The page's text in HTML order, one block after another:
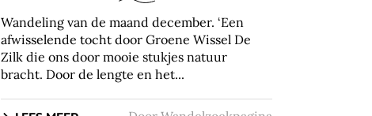
Wandeling van de maand december. ‘Een
afwisselende tocht door Groene Wissel De
Zilk die ons door mooie stukjes natuur
bracht. Door de lengte en het...